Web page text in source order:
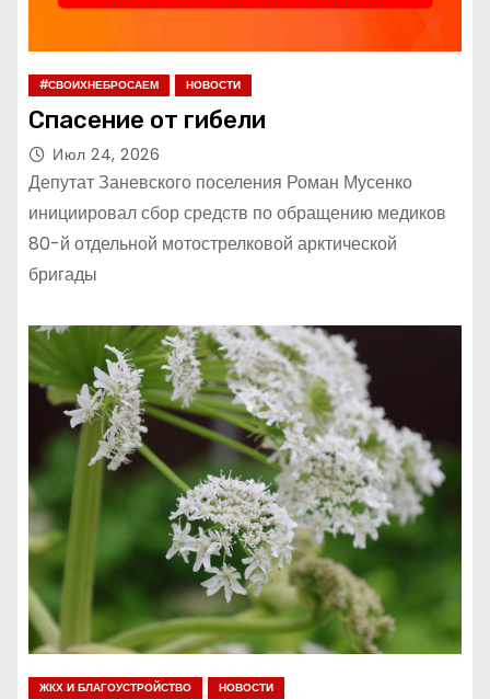
#СВОИХНЕБРОСАЕМ НОВОСТИ
Спасение от гибели
Июл 24, 2026
Депутат Заневского поселения Роман Мусенко
инициировал сбор средств по обращению медиков
80-й отдельной мотострелковой арктической
бригады
ЖКХ И БЛАГОУСТРОЙСТВО НОВОСТИ